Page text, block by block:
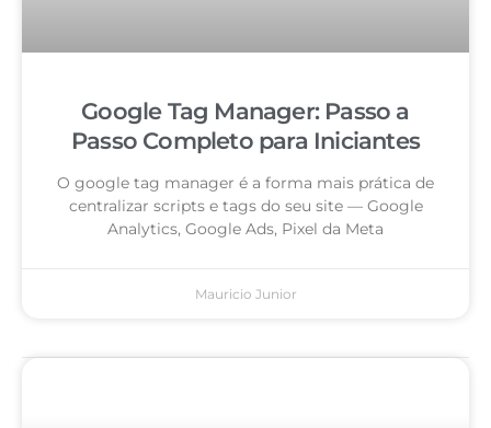
Google Tag Manager: Passo a
Passo Completo para Iniciantes
O google tag manager é a forma mais prática de
centralizar scripts e tags do seu site — Google
Analytics, Google Ads, Pixel da Meta
Mauricio Junior